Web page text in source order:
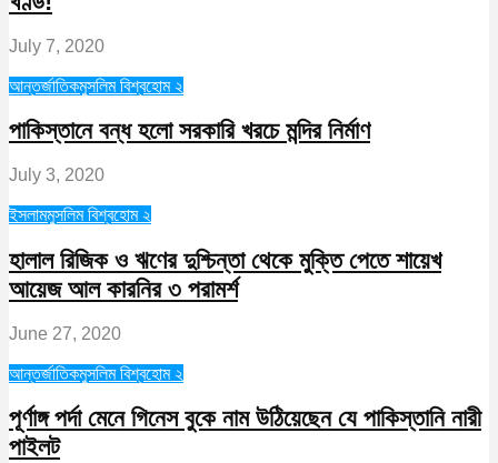
July 7, 2020
আন্তর্জাতিকমুসলিম বিশ্বহোম ২
পাকিস্তানে বন্ধ হলো সরকারি খরচে মন্দির নির্মাণ
July 3, 2020
ইসলামমুসলিম বিশ্বহোম ২
হালাল রিজিক ও ঋণের দুশ্চিন্তা থেকে মুক্তি পেতে শায়েখ
আয়েজ আল কারনির ৩ পরামর্শ
June 27, 2020
আন্তর্জাতিকমুসলিম বিশ্বহোম ২
পূর্ণাঙ্গ পর্দা মেনে গিনেস বুকে নাম উঠিয়েছেন যে পাকিস্তানি নারী
পাইলট